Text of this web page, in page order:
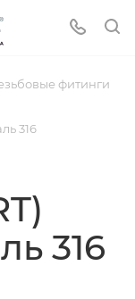
фитинги
316
316